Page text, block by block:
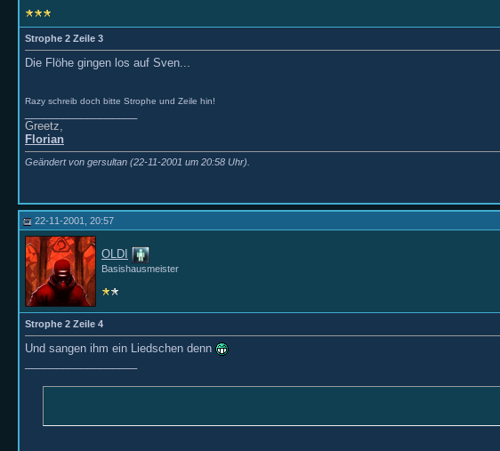
Strophe 2 Zeile 3
Die Flöhe gingen los auf Sven...
Razy schreib doch bitte Strophe und Zeile hin!
Greetz,
Florian
Geändert von gersultan (22-11-2001 um 20:58 Uhr).
22-11-2001, 20:57
OLDI
Basishausmeister
Strophe 2 Zeile 4
Und sangen ihm ein Liedschen denn